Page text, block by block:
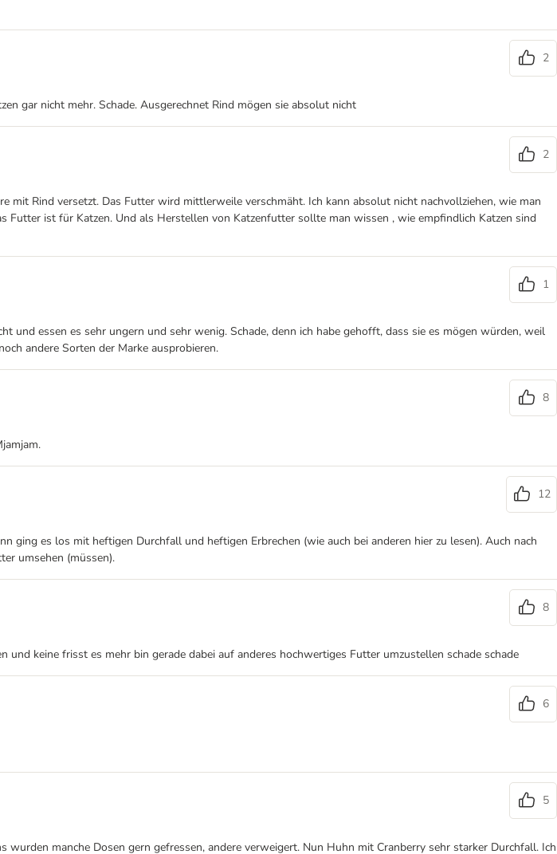
2
gar nicht mehr. Schade. Ausgerechnet Rind mögen sie absolut nicht
2
mit Rind versetzt. Das Futter wird mittlerweile verschmäht. Ich kann absolut nicht nachvollziehen, wie man
Futter ist für Katzen. Und als Herstellen von Katzenfutter sollte man wissen , wie empfindlich Katzen sind
1
und essen es sehr ungern und sehr wenig. Schade, denn ich habe gehofft, dass sie es mögen würden, weil
andere Sorten der Marke ausprobieren.
8
12
ging es los mit heftigen Durchfall und heftigen Erbrechen (wie auch bei anderen hier zu lesen). Auch nach
umsehen (müssen).
8
keine frisst es mehr bin gerade dabei auf anderes hochwertiges Futter umzustellen schade schade
6
5
manche Dosen gern gefressen, andere verweigert. Nun Huhn mit Cranberry sehr starker Durchfall. Ich